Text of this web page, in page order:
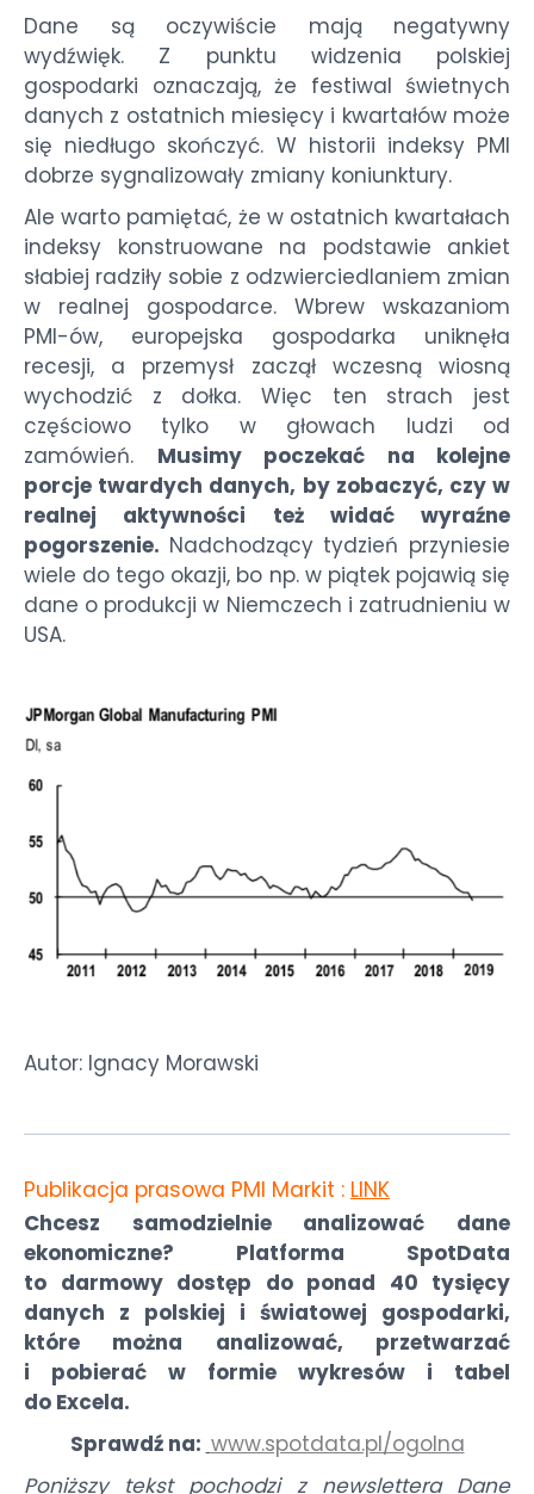
Dane są oczywiście mają negatywny
wydźwięk. Z punktu widzenia polskiej
gospodarki oznaczają, że festiwal świetnych
danych z ostatnich miesięcy i kwartałów może
się niedługo skończyć. W historii indeksy PMI
dobrze sygnalizowały zmiany koniunktury.
Ale warto pamiętać, że w ostatnich kwartałach
indeksy konstruowane na podstawie ankiet
słabiej radziły sobie z odzwierciedlaniem zmian
w realnej gospodarce. Wbrew wskazaniom
PMI-ów, europejska gospodarka uniknęła
recesji, a przemysł zaczął wczesną wiosną
wychodzić z dołka. Więc ten strach jest
częściowo tylko w głowach ludzi od
zamówień. Musimy poczekać na kolejne
porcje twardych danych, by zobaczyć, czy w
realnej aktywności też widać wyraźne
pogorszenie. Nadchodzący tydzień przyniesie
wiele do tego okazji, bo np. w piątek pojawią się
dane o produkcji w Niemczech i zatrudnieniu w
USA.
Autor: Ignacy Morawski
Publikacja prasowa PMI Markit : LINK
Chcesz samodzielnie analizować dane
ekonomiczne? Platforma SpotData
to darmowy dostęp do ponad 40 tysięcy
danych z polskiej i światowej gospodarki,
które można analizować, przetwarzać
i pobierać w formie wykresów i tabel
do Excela.
Sprawdź na: www.spotdata.pl/ogolna
Poniższy tekst pochodzi z newslettera Dane